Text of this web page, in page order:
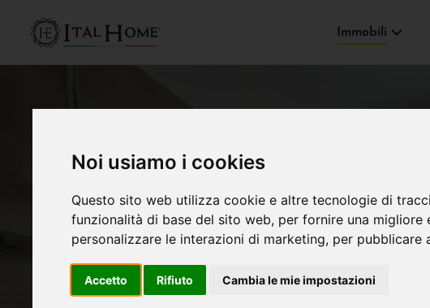
Noi usiamo i cookies
Questo sito web utilizza cookie e altre tecnologie di
funzionalità di base del sito web, per fornire una migliore
personalizzare le interazioni di marketing, per pubblicare
Accetto Rifiuto Cambia le mie impostazioni
Immobili